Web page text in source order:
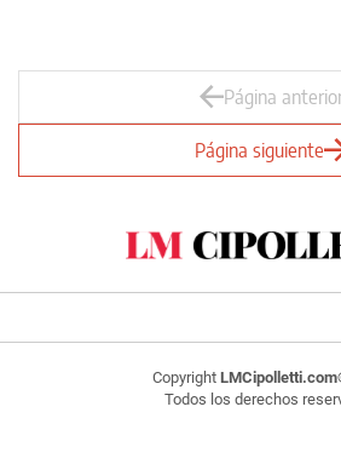
Página
Página siguiente
Copyright LMCipolletti.com
Todos los derechos